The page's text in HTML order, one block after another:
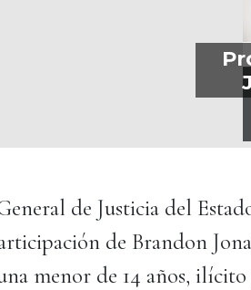
de Justicia del
de Brandon
menor de 14 años,